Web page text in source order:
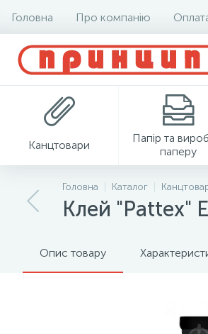
Головна Про компанію
Канцтовари
Папір та
паперу
Головна Каталог
Клей "Pattex"
Опис товару